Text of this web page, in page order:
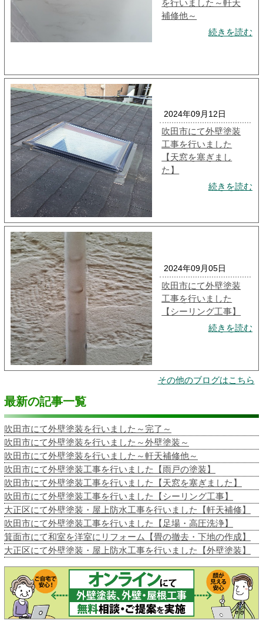
を行いました～軒天
補修他～
続きを読む
2024年09月12日
吹田市にて外壁塗装
工事を行いました
【天窓を塞ぎまし
た】
続きを読む
2024年09月05日
吹田市にて外壁塗装
工事を行いました
【シーリング工事】
続きを読む
その他のブログはこちら
最新の記事一覧
吹田市にて外壁塗装を行いました～完了～
吹田市にて外壁塗装を行いました～外壁塗装～
吹田市にて外壁塗装を行いました～軒天補修他～
吹田市にて外壁塗装工事を行いました【雨戸の塗装】
吹田市にて外壁塗装工事を行いました【天窓を塞ぎました】
吹田市にて外壁塗装工事を行いました【シーリング工事】
大正区にて外壁塗装・屋上防水工事を行いました【軒天補修】
吹田市にて外壁塗装工事を行いました【足場・高圧洗浄】
箕面市にて和室を洋室にリフォーム【畳の撤去・下地の作成】
大正区にて外壁塗装・屋上防水工事を行いました【外壁塗装】